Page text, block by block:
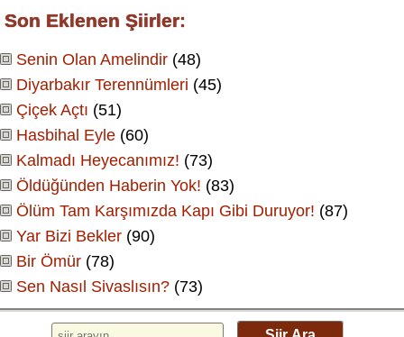
Son Eklenen Şiirler:
Senin Olan Amelindir (48)
Diyarbakır Terennümleri (45)
Çiçek Açtı (51)
Hasbihal Eyle (60)
Kalmadı Heyecanımız! (73)
Öldüğünden Haberin Yok! (83)
Ölüm Tam Karşımızda Kapı Gibi Duruyor! (87)
Yar Bizi Bekler (90)
Bir Ömür (78)
Sen Nasıl Sivaslısın? (73)